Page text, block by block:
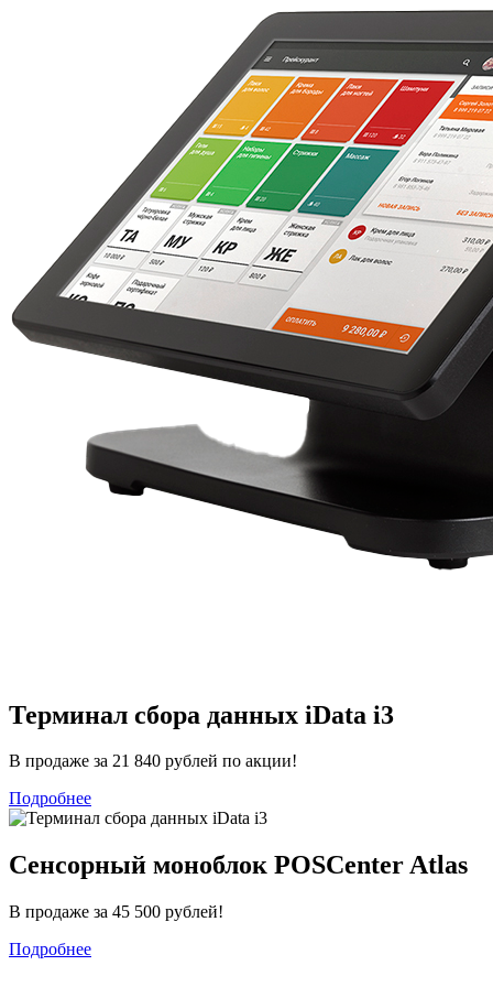
Терминал сбора данных iData i3
В продаже за 21 840 рублей по акции!
Подробнее
Сенсорный моноблок POSCenter Atlas
В продаже за 45 500 рублей!
Подробнее